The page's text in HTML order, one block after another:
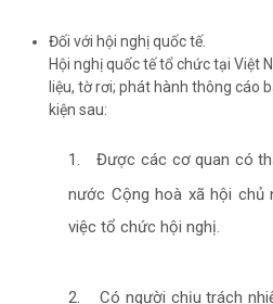
Đối với hội nghị quốc tế.
Hội nghị quốc tế tổ chức tại Việt
liệu, tờ rơi; phát hành thông cáo
kiện sau:
1.
Được các cơ quan có
nước Cộng hoà xã hội chủ
việc tổ chức hội nghị.
2.
Có người chịu trách